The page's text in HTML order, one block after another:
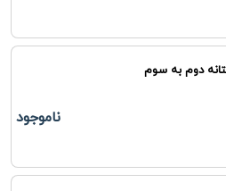
دوم به سوم
ناموجود